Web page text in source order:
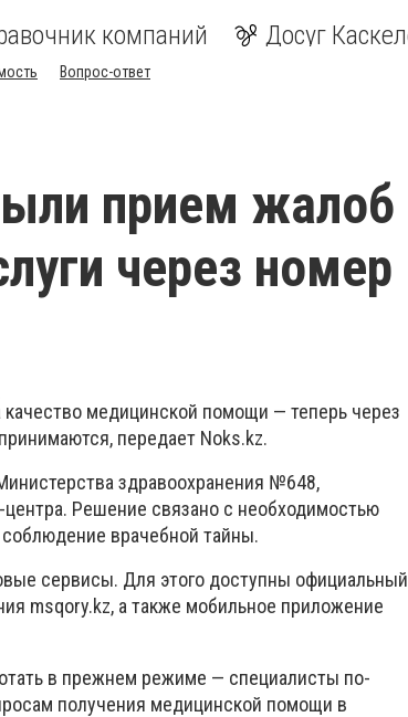
компаний Досуг
Вопрос-ответ
прием жалоб
через номер
медицинской помощи — теперь через
передает Noks.kz.
здравоохранения №648,
Решение связано с необходимостью
врачебной тайны.
сервисы. Для этого доступны официальный
msqory.kz, а также мобильное приложение
в прежнем режиме — специалисты по-
получения медицинской помощи в